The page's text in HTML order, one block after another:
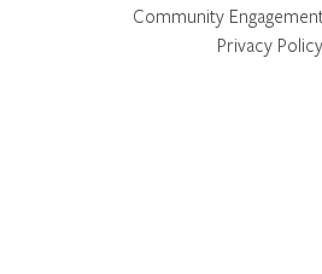
Community
Privacy Policy